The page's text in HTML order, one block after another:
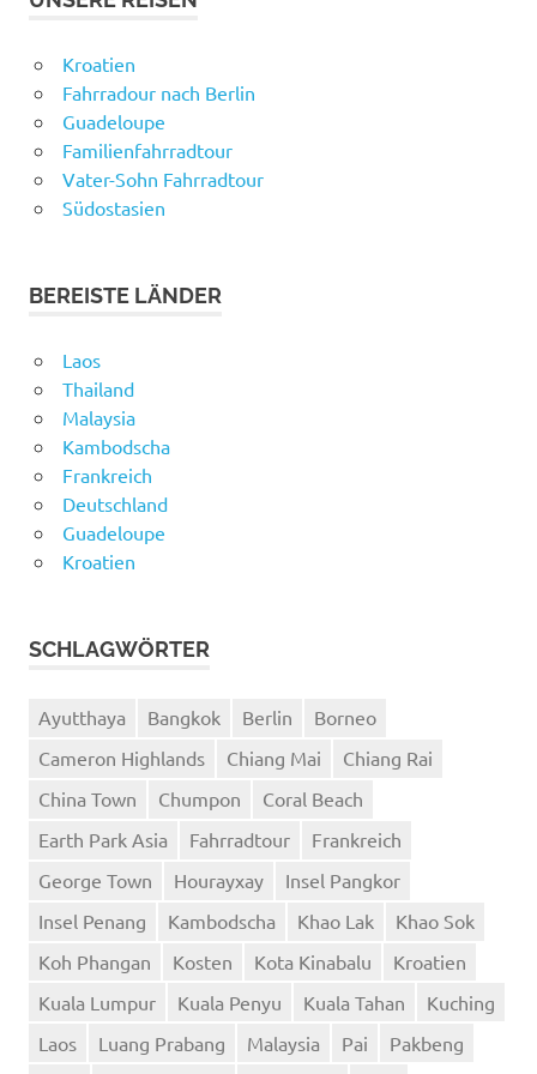
Kroatien
Fahrradour nach Berlin
Guadeloupe
Familienfahrradtour
Vater-Sohn Fahrradtour
Südostasien
BEREISTE LÄNDER
Laos
Thailand
Malaysia
Kambodscha
Frankreich
Deutschland
Guadeloupe
Kroatien
SCHLAGWÖRTER
Ayutthaya Bangkok Berlin
Borneo
Cameron Highlands
Chiang Mai
Chiang Rai
China Town
Chumpon
Coral Beach
Earth Park Asia
Fahrradtour
Frankreich
George Town
Hourayxay
Insel Pangkor
Insel Penang
Kambodscha Khao Lak
Khao Sok
Koh Phangan
Kosten Kota Kinabalu
Kroatien
Kuala Lumpur
Kuala Penyu Kuala Tahan
Kuching
Laos
Luang Prabang Malaysia Pai
Pakbeng